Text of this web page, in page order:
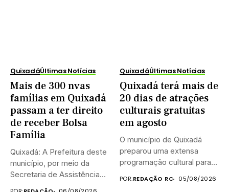
QuixadáÚltimas Notícias
Mais de 300 nvas
famílias em Quixadá
passam a ter direito
de receber Bolsa
Família
Quixadá: A Prefeitura deste
município, por meio da
Secretaria de Assistência
QuixadáÚltimas Notícias
Quixadá terá mais de
20 dias de atrações
culturais gratuitas
em agosto
O município de Quixadá
preparou uma extensa
programação cultural para
celebrar o...
POR:REDAÇÃO RC 05/08/2026